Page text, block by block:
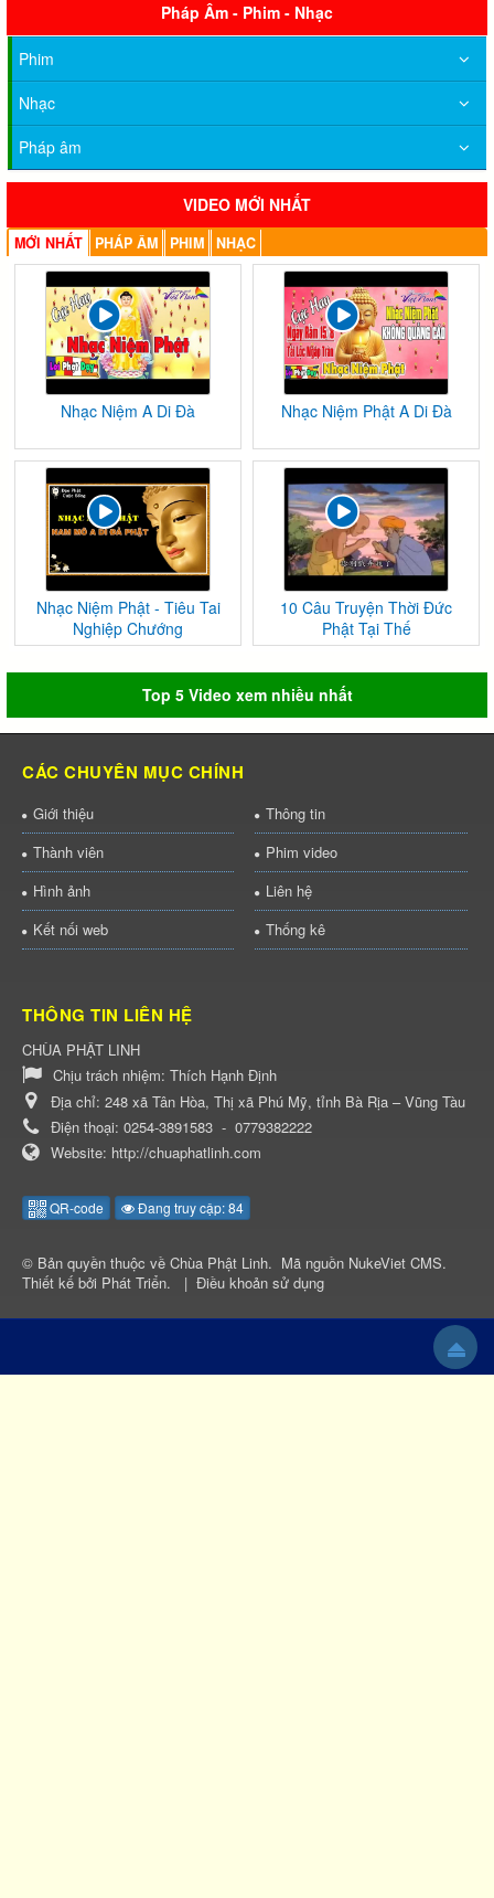
Pháp Âm - Phim - Nhạc
Phim
Nhạc
Pháp âm
VIDEO MỚI NHẤT
MỚI NHẤT PHÁP ÂM PHIM NHẠC
Nhạc Niệm A Di Đà Nhạc Niệm Phật A Di Đà
Nhạc Niệm Phật - Tiêu Tai
Nghiệp Chướng
10 Câu Truyện Thời Đức
Phật Tại Thế
Top 5 Video xem nhiều nhất
CÁC CHUYÊN MỤC CHÍNH
Giới thiệu
Thông tin
Thành viên
Phim video
Hình ảnh
Liên hệ
Kết nối web
Thống kê
THÔNG TIN LIÊN HỆ
CHÙA PHẬT LINH
Chịu trách nhiệm: Thích Hạnh Định
Địa chỉ: 248 xã Tân Hòa, Thị xã Phú Mỹ, tỉnh Bà Rịa – Vũng Tàu
Điện thoại: 0254-3891583 - 0779382222
Website: http://chuaphatlinh.com
QR-code Đang truy cập: 84
© Bản quyền thuộc về Chùa Phật Linh. Mã nguồn NukeViet CMS.
Thiết kế bởi Phát Triển. | Điều khoản sử dụng